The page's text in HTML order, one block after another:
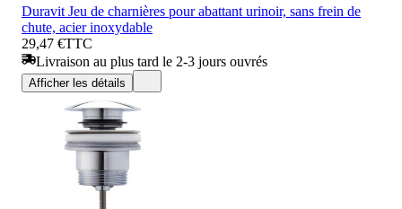
Duravit Jeu de charnières pour abattant urinoir, sans frein de
chute, acier inoxydable
29,47 €TTC
Livraison au plus tard le 2-3 jours ouvrés
Afficher les détails